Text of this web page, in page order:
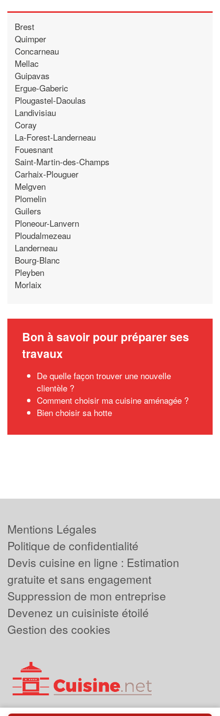
Brest
Quimper
Concarneau
Mellac
Guipavas
Ergue-Gaberic
Plougastel-Daoulas
Landivisiau
Coray
La-Forest-Landerneau
Fouesnant
Saint-Martin-des-Champs
Carhaix-Plouguer
Melgven
Plomelin
Guilers
Ploneour-Lanvern
Ploudalmezeau
Landerneau
Bourg-Blanc
Pleyben
Morlaix
Bon à savoir pour préparer ses
travaux
De quelle façon trouver une nouvelle
clientèle ?
Comment choisir ma cuisine aménagée ?
Bien choisir sa hotte
Mentions Légales
Politique de confidentialité
Devis cuisine en ligne : Estimation
gratuite et sans engagement
Suppression de mon entreprise
Devenez un cuisiniste étoilé
Gestion des cookies